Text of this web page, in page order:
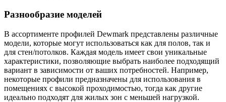
Разнообразие моделей
В ассортименте профилей Dewmark представлены различные
модели, которые могут использоваться как для полов, так и
для стен/потолков. Каждая модель имеет свои уникальные
характеристики, позволяющие выбрать наиболее подходящий
вариант в зависимости от ваших потребностей. Например,
некоторые профили предназначены для использования в
помещениях с высокой проходимостью, тогда как другие
идеально подходят для жилых зон с меньшей нагрузкой.